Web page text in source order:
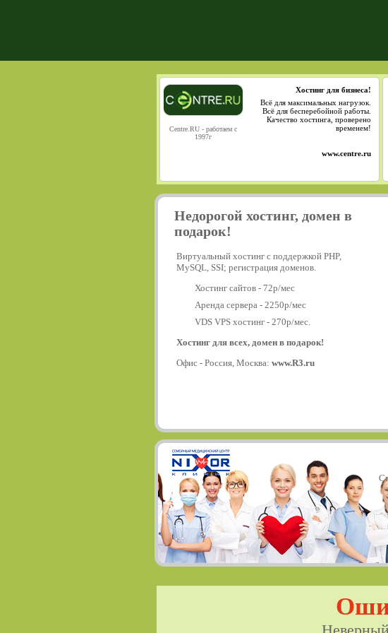
Centre.RU - работаем с
1997г
Хостинг для бизнеса!
Всё для максимальных нагрузок.
Всё для бесперебойной работы.
Качество хостинга, проверено
временем!
www.centre.ru
Недорогой хостинг, домен в
подарок!
Виртуальный хостинг с поддержкой PHP,
MySQL, SSI; регистрация доменов.
Хостинг сайтов - 72р/мес
Аренда сервера - 2250р/мес
VDS VPS хостинг - 270р/мес.
Хостинг для всех, домен в подарок!
Офис - Россия, Москва: www.R3.ru